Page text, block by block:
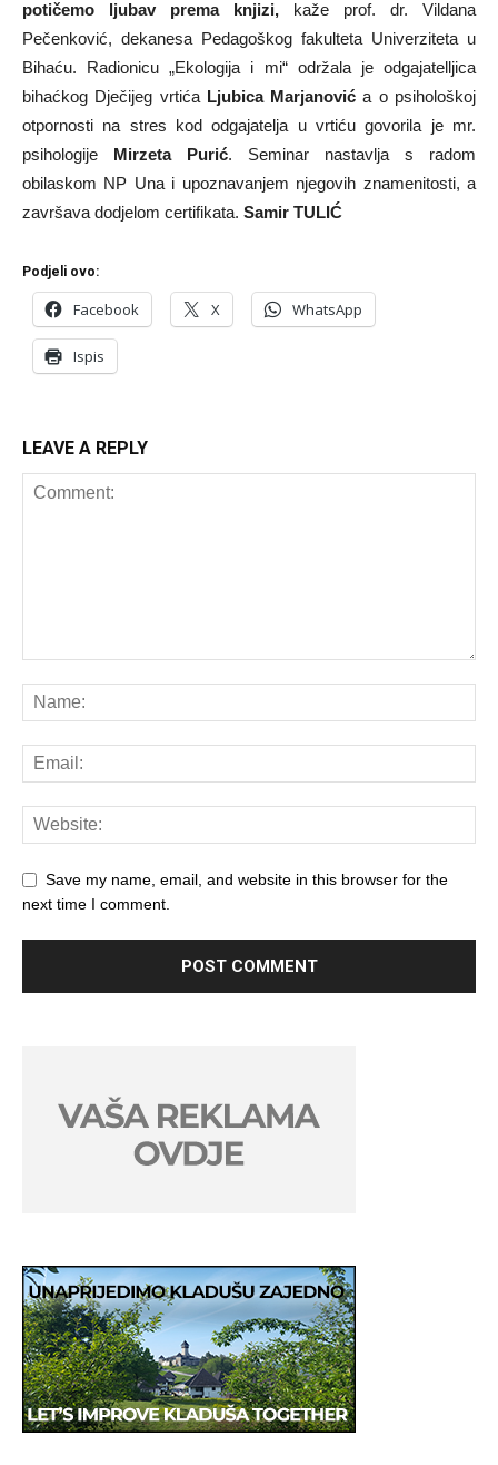
potičemo ljubav prema knjizi, kaže prof. dr. Vildana
Pečenković, dekanesa Pedagoškog fakulteta Univerziteta u
Bihaću. Radionicu „Ekologija i mi“ održala je odgajatelljica
bihaćkog Dječijeg vrtića Ljubica Marjanović a o psihološkoj
otpornosti na stres kod odgajatelja u vrtiću govorila je mr.
psihologije Mirzeta Purić. Seminar nastavlja s radom
obilaskom NP Una i upoznavanjem njegovih znamenitosti, a
završava dodjelom certifikata. Samir TULIĆ
Podjeli ovo:
Facebook X WhatsApp
Ispis
LEAVE A REPLY
Save my name, email, and website in this browser for the
next time I comment.